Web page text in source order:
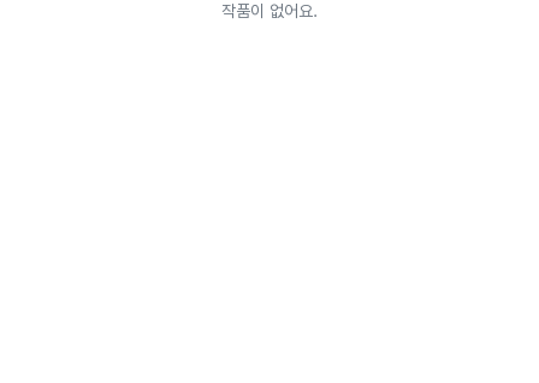
작품이 없어요.